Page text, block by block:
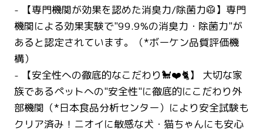
- 【専門機関が効果を認めた消臭力/除菌力🥼】専門
機関による効果実験で"99.9%の消臭力・除菌力"が
あると認定されています。（*ボーケン品質評価機
構）
- 【安全性への徹底的なこだわり🐩❤️🐈】 大切な家
族であるペットへの"安全性"に徹底的にこだわり外
部機関（*日本食品分析センター）により安全試験も
クリア済み！ニオイに敏感な犬・猫ちゃんにも安心